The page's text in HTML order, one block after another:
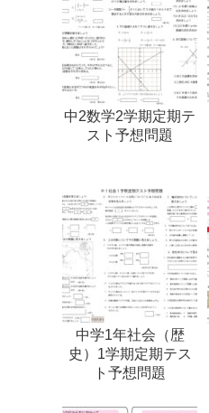
中2数学2学期定期テ
スト予想問題
中学1年社会（歴
史）1学期定期テス
ト予想問題